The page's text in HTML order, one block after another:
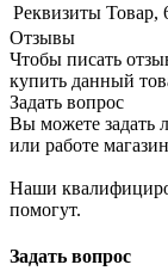
Реквизиты Товар,
Отзывы
Чтобы писать
купить данный
Задать вопрос
Вы можете задать
или работе
Наши
помогут.
Задать вопрос